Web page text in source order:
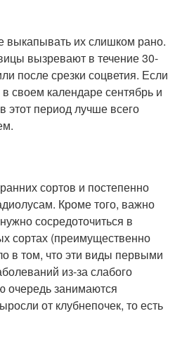
выкапывать их слишком рано.
вызревают в течение 30-
после срезки соцветия. Если
своем календаре сентябрь и
этот период лучше всего
сортов и постепенно
Кроме того, важно
сосредоточиться в
сортах (преимущественно
в том, что эти виды первыми
из-за слабого
очередь занимаются
от клубнепочек, то есть